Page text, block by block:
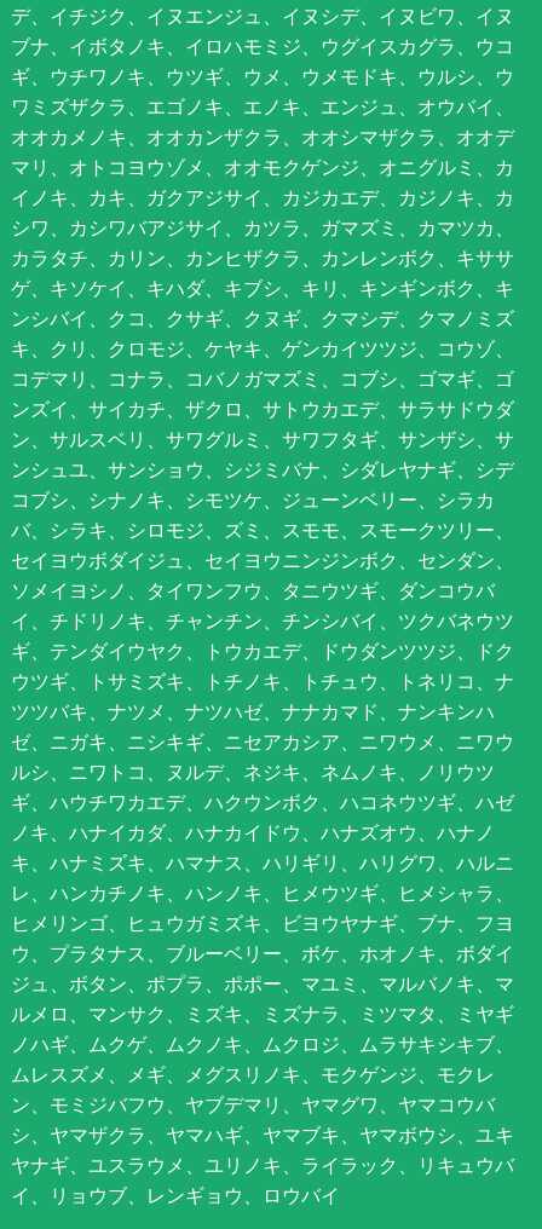
デ、イチジク、イヌエンジュ、イヌシデ、イヌビワ、イヌ
ブナ、イボタノキ、イロハモミジ、ウグイスカグラ、ウコ
ギ、ウチワノキ、ウツギ、ウメ、ウメモドキ、ウルシ、ウ
ワミズザクラ、エゴノキ、エノキ、エンジュ、オウバイ、
オオカメノキ、オオカンザクラ、オオシマザクラ、オオデ
マリ、オトコヨウゾメ、オオモクゲンジ、オニグルミ、カ
イノキ、カキ、ガクアジサイ、カジカエデ、カジノキ、カ
シワ、カシワバアジサイ、カツラ、ガマズミ、カマツカ、
カラタチ、カリン、カンヒザクラ、カンレンボク、キササ
ゲ、キソケイ、キハダ、キブシ、キリ、キンギンボク、キ
ンシバイ、クコ、クサギ、クヌギ、クマシデ、クマノミズ
キ、クリ、クロモジ、ケヤキ、ゲンカイツツジ、コウゾ、
コデマリ、コナラ、コバノガマズミ、コブシ、ゴマギ、ゴ
ンズイ、サイカチ、ザクロ、サトウカエデ、サラサドウダ
ン、サルスベリ、サワグルミ、サワフタギ、サンザシ、サ
ンシュユ、サンショウ、シジミバナ、シダレヤナギ、シデ
コブシ、シナノキ、シモツケ、ジューンベリー、シラカ
バ、シラキ、シロモジ、ズミ、スモモ、スモークツリー、
セイヨウボダイジュ、セイヨウニンジンボク、センダン、
ソメイヨシノ、タイワンフウ、タニウツギ、ダンコウバ
イ、チドリノキ、チャンチン、チンシバイ、ツクバネウツ
ギ、テンダイウヤク、トウカエデ、ドウダンツツジ、ドク
ウツギ、トサミズキ、トチノキ、トチュウ、トネリコ、ナ
ツツバキ、ナツメ、ナツハゼ、ナナカマド、ナンキンハ
ゼ、ニガキ、ニシキギ、ニセアカシア、ニワウメ、ニワウ
ルシ、ニワトコ、ヌルデ、ネジキ、ネムノキ、ノリウツ
ギ、ハウチワカエデ、ハクウンボク、ハコネウツギ、ハゼ
ノキ、ハナイカダ、ハナカイドウ、ハナズオウ、ハナノ
キ、ハナミズキ、ハマナス、ハリギリ、ハリグワ、ハルニ
レ、ハンカチノキ、ハンノキ、ヒメウツギ、ヒメシャラ、
ヒメリンゴ、ヒュウガミズキ、ビヨウヤナギ、ブナ、フヨ
ウ、プラタナス、ブルーベリー、ボケ、ホオノキ、ボダイ
ジュ、ボタン、ポプラ、ポポー、マユミ、マルバノキ、マ
ルメロ、マンサク、ミズキ、ミズナラ、ミツマタ、ミヤギ
ノハギ、ムクゲ、ムクノキ、ムクロジ、ムラサキシキブ、
ムレスズメ、メギ、メグスリノキ、モクゲンジ、モクレ
ン、モミジバフウ、ヤブデマリ、ヤマグワ、ヤマコウバ
シ、ヤマザクラ、ヤマハギ、ヤマブキ、ヤマボウシ、ユキ
ヤナギ、ユスラウメ、ユリノキ、ライラック、リキュウバ
イ、リョウブ、レンギョウ、ロウバイ